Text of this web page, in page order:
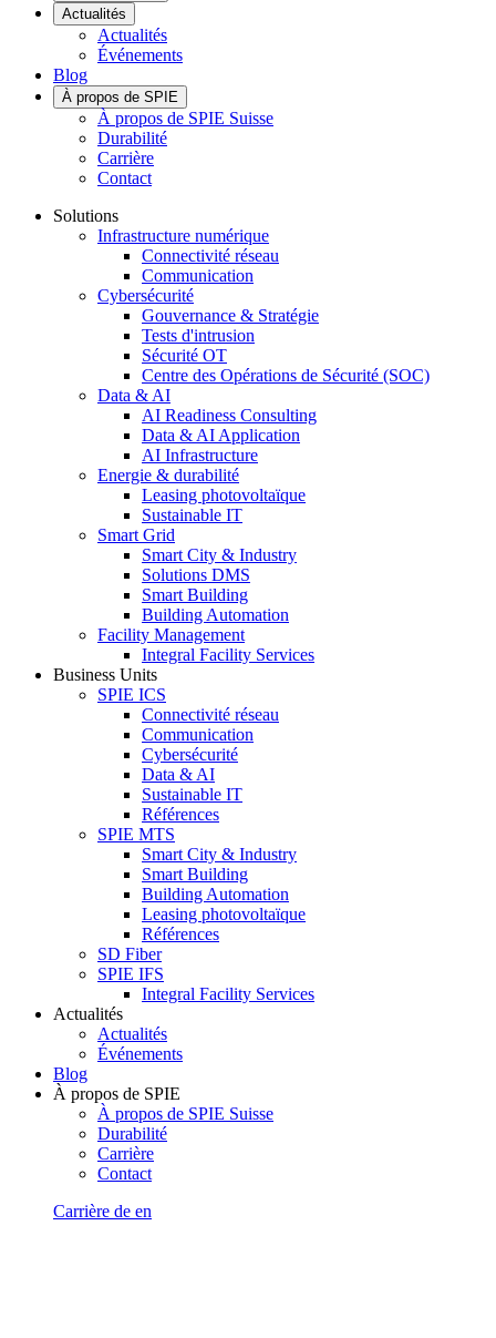
Actualités
Actualités
Événements
Blog
À propos de SPIE
À propos de SPIE Suisse
Durabilité
Carrière
Contact
Solutions
Infrastructure numérique
Connectivité réseau
Communication
Cybersécurité
Gouvernance & Stratégie
Tests d'intrusion
Sécurité OT
Centre des Opérations de Sécurité (SOC)
Data & AI
AI Readiness Consulting
Data & AI Application
AI Infrastructure
Energie & durabilité
Leasing photovoltaïque
Sustainable IT
Smart Grid
Smart City & Industry
Solutions DMS
Smart Building
Building Automation
Facility Management
Integral Facility Services
Business Units
SPIE ICS
Connectivité réseau
Communication
Cybersécurité
Data & AI
Sustainable IT
Références
SPIE MTS
Smart City & Industry
Smart Building
Building Automation
Leasing photovoltaïque
Références
SD Fiber
SPIE IFS
Integral Facility Services
Actualités
Actualités
Événements
Blog
À propos de SPIE
À propos de SPIE Suisse
Durabilité
Carrière
Contact
Carrière de en